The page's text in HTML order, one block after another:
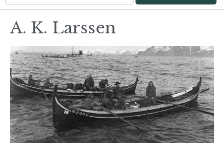
A. K. Larssen